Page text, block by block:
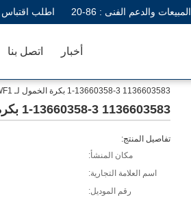
المبيعات والدعم الفنى : 86-20 اطلب اقتباس
اتصل بنا أخبار
1136603583 1-13660358-3 بكرة الخمول لـ ISUZU CXZ CYZ 6WF1
1136603583 1-13660358-3 بكرة الخمول لـ ISUZU CXZ CYZ 6WF1
تفاصيل المنتج:
مكان المنشأ:
اسم العلامة التجارية:
رقم الموديل: